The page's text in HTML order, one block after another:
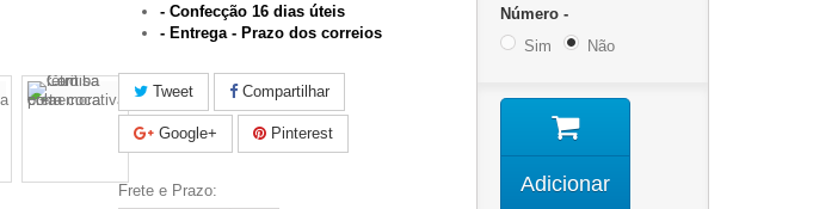
- Confecção 16 dias úteis
- Entrega - Prazo dos correios
Tweet Compartilhar
Google+ Pinterest
Frete e Prazo:
Número -
Sim
Não
Adicionar